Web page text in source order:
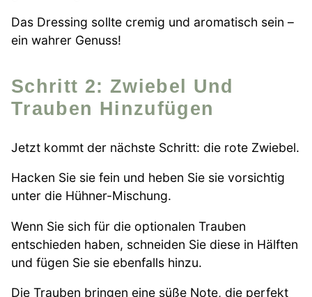
Das Dressing sollte cremig und aromatisch sein –
ein wahrer Genuss!
Schritt 2: Zwiebel Und
Trauben Hinzufügen
Jetzt kommt der nächste Schritt: die rote Zwiebel.
Hacken Sie sie fein und heben Sie sie vorsichtig
unter die Hühner-Mischung.
Wenn Sie sich für die optionalen Trauben
entschieden haben, schneiden Sie diese in Hälften
und fügen Sie sie ebenfalls hinzu.
Die Trauben bringen eine süße Note, die perfekt